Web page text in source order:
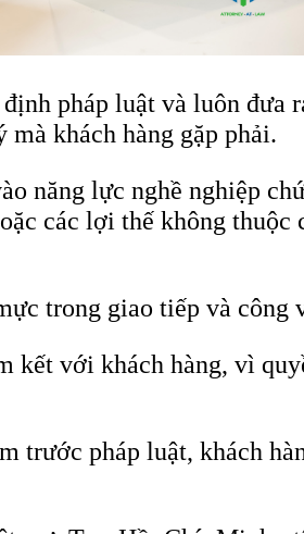
pháp luật và luôn đưa
khách hàng gặp phải.
năng lực nghề nghiệp
các lợi thế không thuộc
trong giao tiếp và công
kết với khách hàng, vì
trước pháp luật, khách